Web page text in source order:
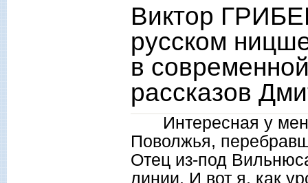
Виктор
русском
в
рассказов
Интересная у
Поволжья,
Отец из-под
линии. И вот я, как